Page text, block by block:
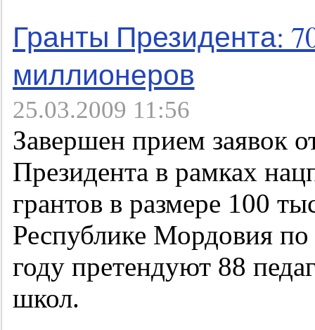
Гранты Президента:
миллионеров
25.03.2009 11:56
Завершен прием заявок
Президента в рамках
грантов в размере 100
Республике Мордовия по
году претендуют 88
школ.